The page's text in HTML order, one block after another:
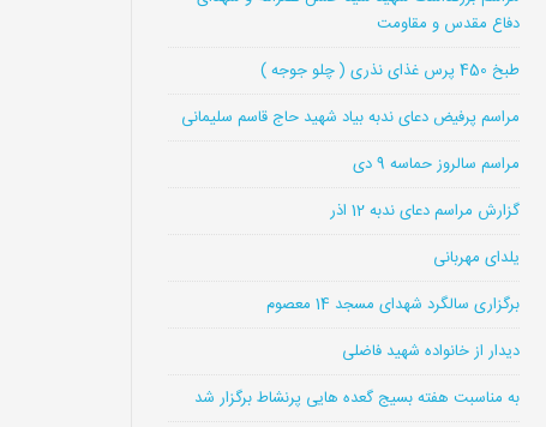
دفاع مقدس و مقاومت
طبخ 450 پرس غذای نذری ( چلو جوجه )
مراسم پرفیض دعای ندبه بیاد شهید حاج قاسم سلیمانی
مراسم سالروز حماسه 9 دی
گزارش مراسم دعای ندبه 12 اذر
یلدای مهربانی
برگزاری سالگرد شهدای مسجد 14 معصوم
دیدار از خانواده شهید فاضلی
به مناسبت هفته بسیج گعده هایی پرنشاط برگزار شد